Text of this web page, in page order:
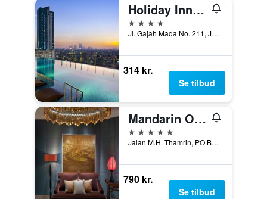
Holiday Inn & Suites Jakarta Gajah Mada By IHG
4 stjerner
Jl. Gajah Mada No. 211, Jakarta, Indonesien
314 kr.
Se tilbud
Mandarin Oriental, Jakarta
5 stjerner
Jalan M.H. Thamrin, PO Box 3392, Jakarta, Indonesien
790 kr.
Se tilbud